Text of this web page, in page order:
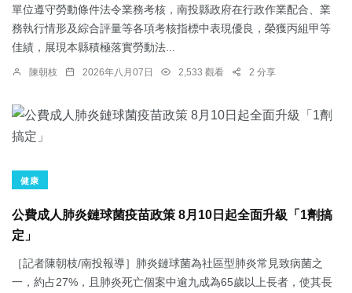
單位遵守勞動條件法令業務考核，南投縣政府在行政作業配合、業
務執行情形及綜合評量等各項考核指標中表現優良，榮獲丙組甲等
佳績，展現本縣積極落實勞動法...
陳朝枝 2026年八月07日 2,533 觀看 2 分享
健康
公費成人肺炎鏈球菌疫苗政策 8月10日起全面升級「1劑搞
定」
［記者陳朝枝/南投報導］肺炎鏈球菌為社區型肺炎常見致病菌之
一，約占27%，且肺炎死亡個案中逾九成為65歲以上長者，使其長